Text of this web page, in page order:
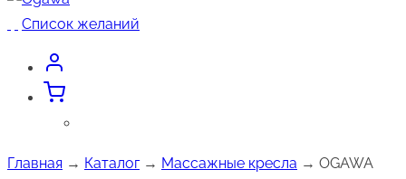
Список желаний
Главная → Каталог→ Массажные кресла → OGAWA